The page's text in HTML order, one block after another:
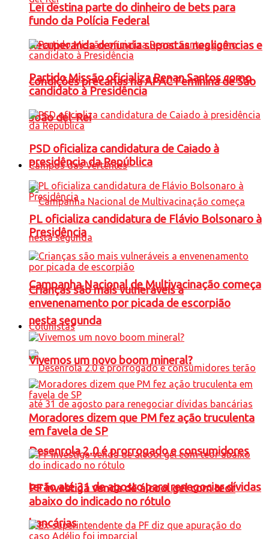
Recuperanda denuncia supostas negligências e
condições precárias na APAC Feminina de São
João del-Rei
Campos das Vertentes
Campanha Nacional de Multivacinação começa
nesta segunda
Desenrola 2.0 é prorrogado e consumidores
terão até 31 de agosto para renegociar dívidas
bancárias
Lei destina parte do dinheiro de bets para
fundo da Polícia Federal
Partido Missão oficializa Renan Santos como
candidato à Presidência
PSD oficializa candidatura de Caiado à
presidência da República
PL oficializa candidatura de Flávio Bolsonaro à
Presidência
Crianças são mais vulneráveis a
envenenamento por picada de escorpião
Colunistas
Vivemos um novo boom mineral?
Moradores dizem que PM fez ação truculenta
em favela de SP
PF investiga venda de álcool gel com teor
abaixo do indicado no rótulo